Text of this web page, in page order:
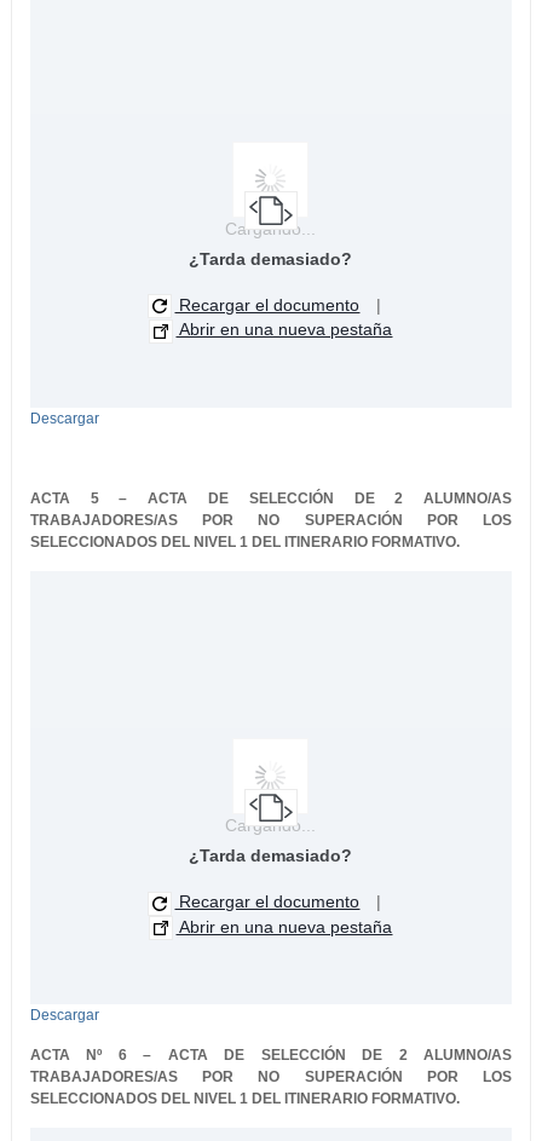
Cargando...
¿Tarda demasiado?
Recargar el documento
|
Abrir en una nueva pestaña
Descargar
ACTA 5 – ACTA DE SELECCIÓN DE 2 ALUMNO/AS
TRABAJADORES/AS POR NO SUPERACIÓN POR LOS
SELECCIONADOS DEL NIVEL 1 DEL ITINERARIO FORMATIVO.
Cargando...
¿Tarda demasiado?
Recargar el documento
|
Abrir en una nueva pestaña
Descargar
ACTA Nº 6 – ACTA DE SELECCIÓN DE 2 ALUMNO/AS
TRABAJADORES/AS POR NO SUPERACIÓN POR LOS
SELECCIONADOS DEL NIVEL 1 DEL ITINERARIO FORMATIVO.